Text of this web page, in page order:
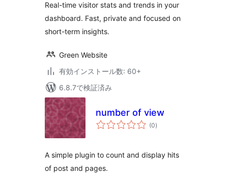
Real-time visitor stats and trends in your
dashboard. Fast, private and focused on
short-term insights.
Green Website
有効インストール数: 60+
6.8.7で検証済み
number of view
(0個
の)
A simple plugin to count and display hits
of post and pages.